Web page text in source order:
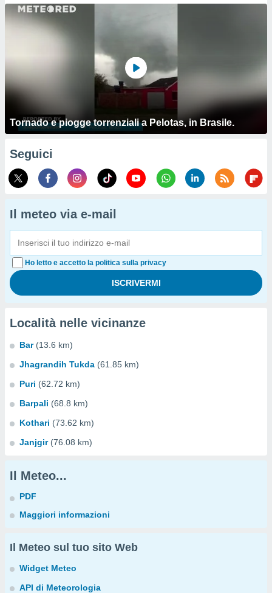
Tornado e piogge torrenziali a Pelotas, in Brasile.
Seguici
Il meteo via e-mail
Ho letto e accetto la politica sulla privacy
Località nelle vicinanze
Bar (13.6 km)
Jhagrandih Tukda (61.85 km)
Puri (62.72 km)
Barpali (68.8 km)
Kothari (73.62 km)
Janjgir (76.08 km)
Il Meteo...
PDF
Maggiori informazioni
Il Meteo sul tuo sito Web
Widget Meteo
API di Meteorologia